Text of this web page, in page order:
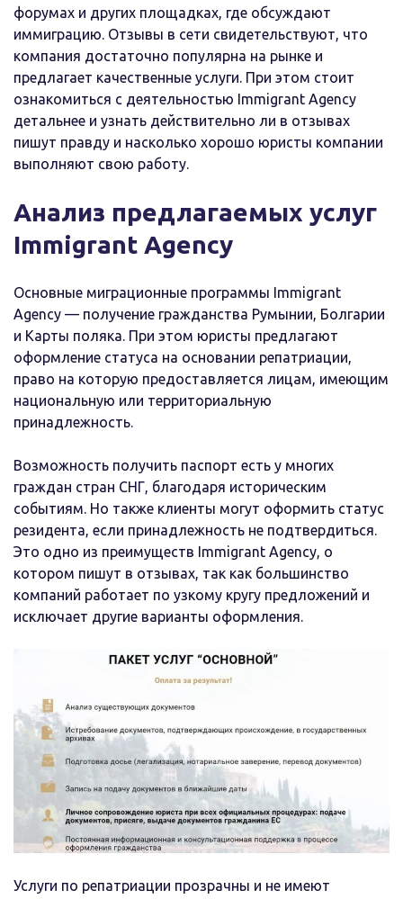
форумах и других площадках, где обсуждают
иммиграцию. Отзывы в сети свидетельствуют, что
компания достаточно популярна на рынке и
предлагает качественные услуги. При этом стоит
ознакомиться с деятельностью Immigrant Agency
детальнее и узнать действительно ли в отзывах
пишут правду и насколько хорошо юристы компании
выполняют свою работу.
Анализ предлагаемых услуг
Immigrant Agency
Основные миграционные программы Immigrant
Agency — получение гражданства Румынии, Болгарии
и Карты поляка. При этом юристы предлагают
оформление статуса на основании репатриации,
право на которую предоставляется лицам, имеющим
национальную или территориальную
принадлежность.
Возможность получить паспорт есть у многих
граждан стран СНГ, благодаря историческим
событиям. Но также клиенты могут оформить статус
резидента, если принадлежность не подтвердиться.
Это одно из преимуществ Immigrant Agency, о
котором пишут в отзывах, так как большинство
компаний работает по узкому кругу предложений и
исключает другие варианты оформления.
Услуги по репатриации прозрачны и не имеют